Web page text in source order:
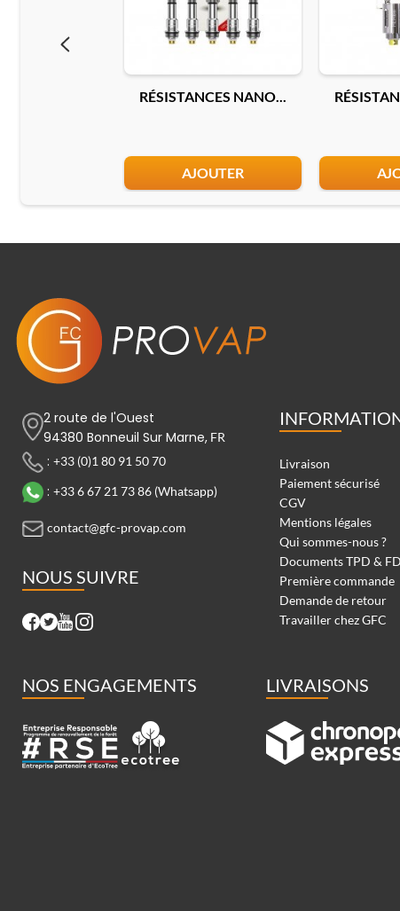
RÉSISTANCES NANO...
AJOUTER
2 route de l'Ouest
94380 Bonneuil Sur Marne, FR
: +33 (0)1 80 91 50 70
: +33 6 67 21 73 86 (Whatsapp)
contact@gfc-provap.com
NOUS SUIVRE
Livraison
Paiement sécurisé
CGV
Mentions légales
Qui sommes-nous ?
Documents TPD &
Première commande
Demande de retour
Travailler chez GFC
NOS ENGAGEMENTS LIVRAISONS